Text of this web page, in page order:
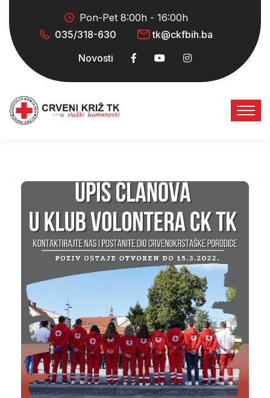
Pon-Pet 8:00h - 16:00h
035/318-630
tk@ckfbih.ba
Novosti